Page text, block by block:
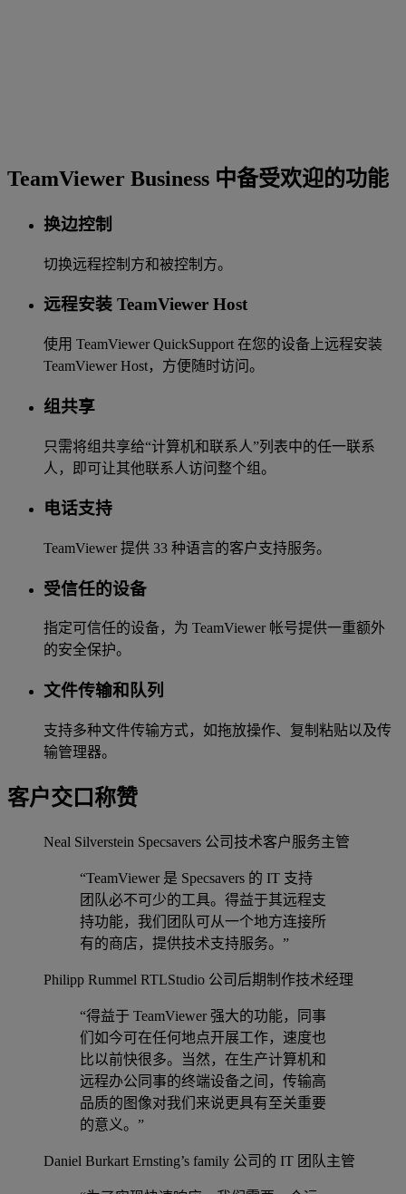
TeamViewer Business 中备受欢迎的功能
换边控制
切换远程控制方和被控制方。
远程安装 TeamViewer Host
使用 TeamViewer QuickSupport 在您的设备上远程安装
TeamViewer Host，方便随时访问。
组共享
只需将组共享给“计算机和联系人”列表中的任一联系
人，即可让其他联系人访问整个组。
电话支持
TeamViewer 提供 33 种语言的客户支持服务。
受信任的设备
指定可信任的设备，为 TeamViewer 帐号提供一重额外
的安全保护。
文件传输和队列
支持多种文件传输方式，如拖放操作、复制粘贴以及传
输管理器。
客户交口称赞
Neal Silverstein Specsavers 公司技术客户服务主管
“TeamViewer 是 Specsavers 的 IT 支持
团队必不可少的工具。得益于其远程支
持功能，我们团队可从一个地方连接所
有的商店，提供技术支持服务。”
Philipp Rummel RTLStudio 公司后期制作技术经理
“得益于 TeamViewer 强大的功能，同事
们如今可在任何地点开展工作，速度也
比以前快很多。当然，在生产计算机和
远程办公同事的终端设备之间，传输高
品质的图像对我们来说更具有至关重要
的意义。”
Daniel Burkart Ernsting’s family 公司的 IT 团队主管